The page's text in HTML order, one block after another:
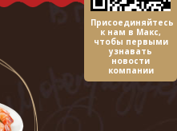
Присоединяйтесь
к нам в Макс,
чтобы первыми
узнавать
новости
компании